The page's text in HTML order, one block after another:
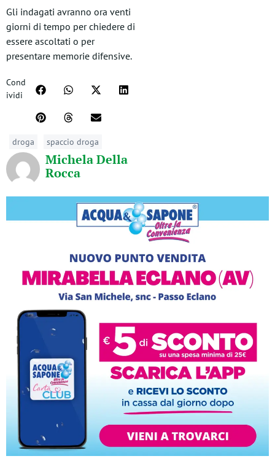
Gli indagati avranno ora venti
giorni di tempo per chiedere di
essere ascoltati o per
presentare memorie difensive.
Cond
ividi
droga spaccio droga
Michela Della
Rocca